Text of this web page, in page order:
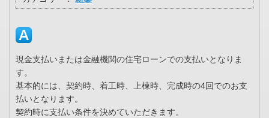
現金支払いまたは金融機関の住宅ローンでの支払いとなりま
す。
基本的には、契約時、着工時、上棟時、完成時の4回でのお支
払いとなります。
契約時に支払い条件を決めていただきます。